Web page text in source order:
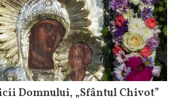
Domnului, „Sfântul Chivot”